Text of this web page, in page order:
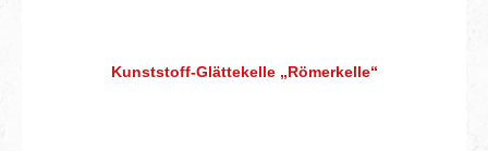
Kunststoff-Glättekelle „Römerkelle“